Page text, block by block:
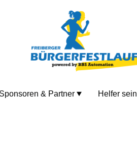
Sponsoren & Partner Helfer sein